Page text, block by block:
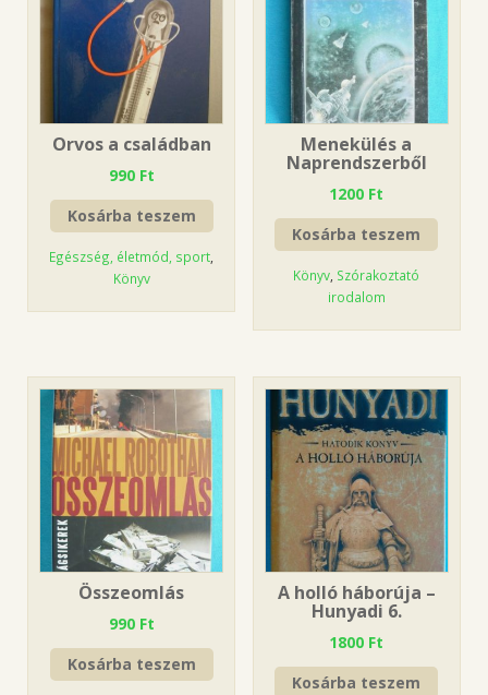
Orvos a családban
990 Ft
Kosárba teszem
Egészség, életmód, sport,
Könyv
Menekülés a
Naprendszerből
1200 Ft
Kosárba teszem
Könyv, Szórakoztató
irodalom
Összeomlás
990 Ft
Kosárba teszem
A holló háborúja –
Hunyadi 6.
1800 Ft
Kosárba teszem